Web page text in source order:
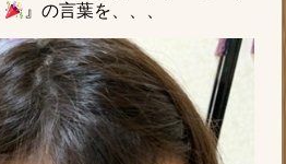
』の言葉を、、、